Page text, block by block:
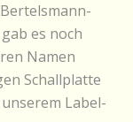
es noch
Namen
Schallplatte
Label-